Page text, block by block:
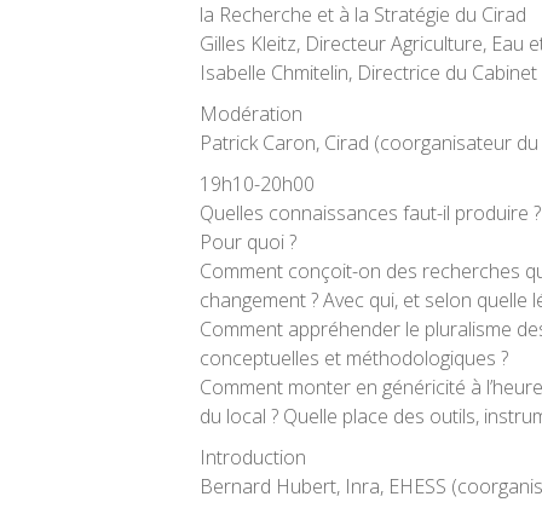
la Recherche et à la Stratégie du Cirad
Gilles Kleitz, Directeur Agriculture, Eau
Isabelle Chmitelin, Directrice du
Modération
Patrick Caron, Cirad (coorganisateur
19h10-20h00
Quelles connaissances faut-il produire
Pour quoi ?
Comment conçoit-on des recherches
changement ? Avec qui, et selon quelle
Comment appréhender le pluralisme
conceptuelles et méthodologiques ?
Comment monter en généricité à
du local ? Quelle place des outils,
Introduction
Bernard Hubert, Inra, EHESS